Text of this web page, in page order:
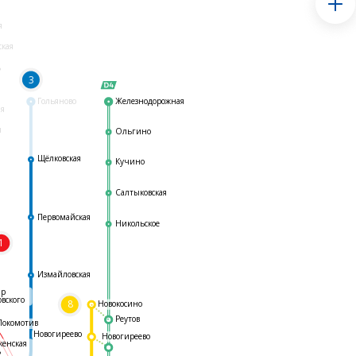
Гольяново
3
8
Железнодорожная
Ольгино
Кучино
Салтыковская
Никольское
Реутов
Измайловская
Первомайская
Щёлковская
Новогиреево
Новогиреево
Новокосино